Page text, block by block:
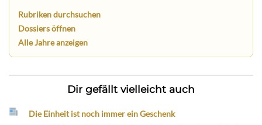
Rubriken durchsuchen
Dossiers öffnen
Alle Jahre anzeigen
Dir gefällt vielleicht auch
Die Einheit ist noch immer ein Geschenk